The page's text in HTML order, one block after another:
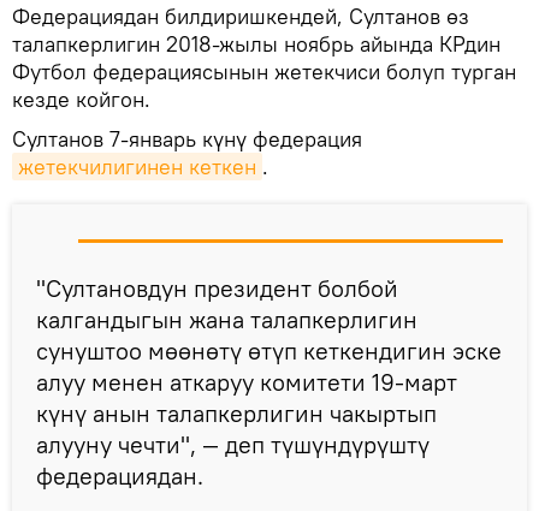
Федерациядан билдиришкендей, Султанов өз
талапкерлигин 2018-жылы ноябрь айында КРдин
Футбол федерациясынын жетекчиси болуп турган
кезде койгон.
Султанов 7-январь күнү федерация
жетекчилигинен кеткен .
"Султановдун президент болбой
калгандыгын жана талапкерлигин
сунуштоо мөөнөтү өтүп кеткендигин эске
алуу менен аткаруу комитети 19-март
күнү анын талапкерлигин чакыртып
алууну чечти", — деп түшүндүрүштү
федерациядан.